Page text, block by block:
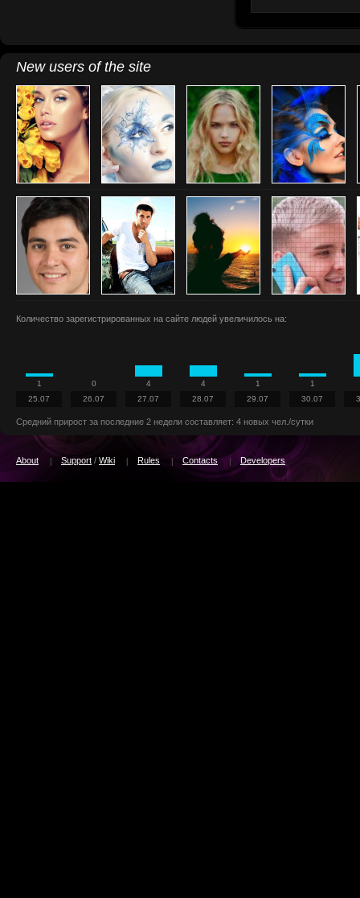
New users of the site
Количество зарегистрированных на сайте людей увеличилось на:
1
25.07
0
26.07
4
27.07
4
28.07
1
29.07
1
30.07
Средний прирост за последние 2 недели составляет: 4 новых чел./сутки
About Support / Wiki Rules Contacts Developers